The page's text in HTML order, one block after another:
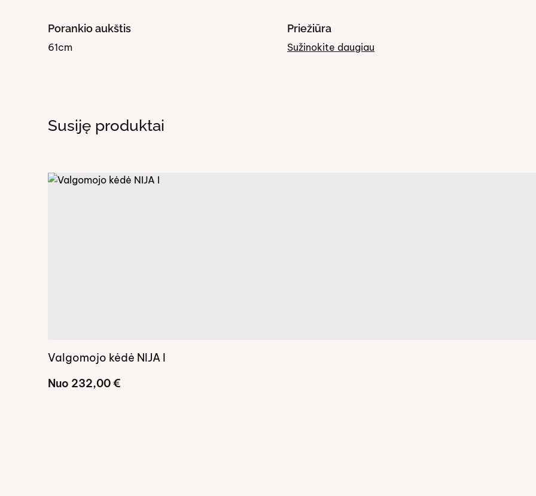
Porankio aukštis
61cm
Priežiūra
Sužinokite daugiau
Susiję produktai
Valgomojo kėdė NIJA I
Nuo 232,00€